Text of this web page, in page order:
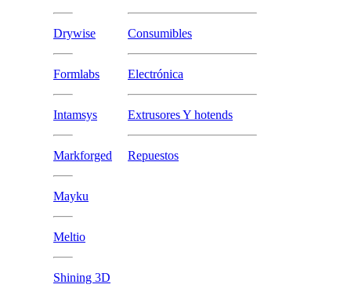
Drywise
Formlabs
Intamsys
Markforged
Mayku
Meltio
Shining 3D
Consumibles
Electrónica
Extrusores Y hotends
Repuestos